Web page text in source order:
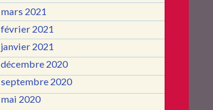
mars 2021
février 2021
janvier 2021
décembre 2020
septembre 2020
mai 2020